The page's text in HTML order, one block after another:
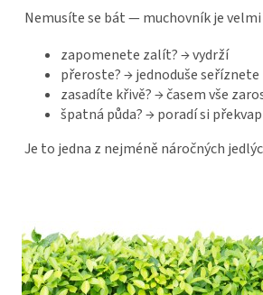
Nemusíte se bát — muchovník je
zapomenete zalít? → vydrží
přeroste? → jednoduše seříznete
zasadíte křivě? → časem vše
špatná půda? → poradí si
Je to jedna z nejméně náročných